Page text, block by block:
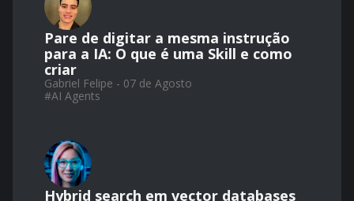
Pare de digitar a mesma instrução
para a IA: O que é uma Skill e como
criar
Gabriel Felipe - 07 de Agosto
#AI Agents
Hybrid search em vector databases